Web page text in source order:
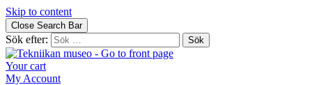
Skip to content
Close Search Bar
Sök efter:
Your cart
My Account